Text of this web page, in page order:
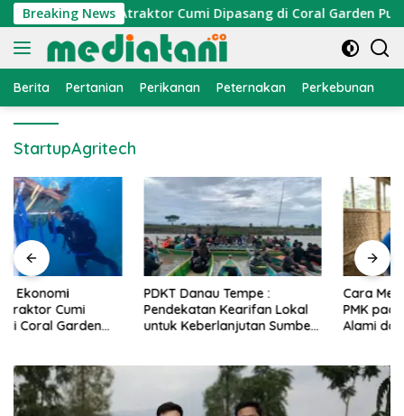
Langsung
ke
konten
Breaking News
Nelayan, Atraktor Cumi Dipasang di Coral Garden Pulau
Berita Pertanian Perikanan Peternakan Perkebunan
StartupAgritech
PDKT Danau Tempe :
Pendekatan Kearifan Lokal
untuk Keberlanjutan Sumber
Cara Mengatasi Penyakit
PMK pada Sapi Perah Secara
Alami dan Medis